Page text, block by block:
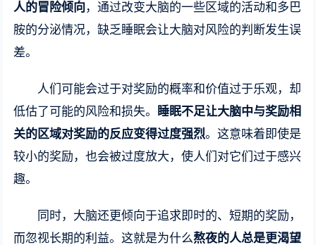
人的冒险倾向 ，通过改变大脑的一些区域的活动和多巴
胺的分泌情况，缺乏睡眠会让大脑对风险的判断发生误
差。
人们可能会过于对奖励的概率和价值过于乐观，却
低估了可能的风险和损失。
睡眠不足让大脑中与奖励相
关的区域对奖励的反应变得过度强烈。这意味着即使是
较小的奖励，也会被过度放大，使人们对它们过于感兴
趣。
同时，大脑还更倾向于追求即时的、短期的奖励，
而忽视长期的利益。这就是为什么熬夜的人总是更渴望